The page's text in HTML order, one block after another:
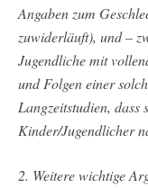
Angaben zum
zuwiderläuft), und –
Jugendliche mit
und Folgen einer
Langzeitstudien,
Kinder/Jugendlicher
2. Weitere wichtige